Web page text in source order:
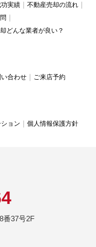
実績
不動産売却の流れ
どんな業者が良い？
合わせ ご来店予約
ョン 個人情報保護方針
番37号2F